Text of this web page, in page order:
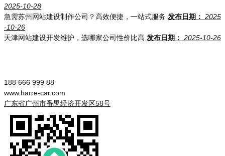
2025-10-28
急需苏州网站建设制作公司？高效便捷，一站式服务 发布日期： 2025
-10-26
天津网站建设开发维护，选哪家公司性价比高 发布日期： 2025-10-26
188 666 999 88
www.harre-car.com
广东省广州市番禺经济开发区58号